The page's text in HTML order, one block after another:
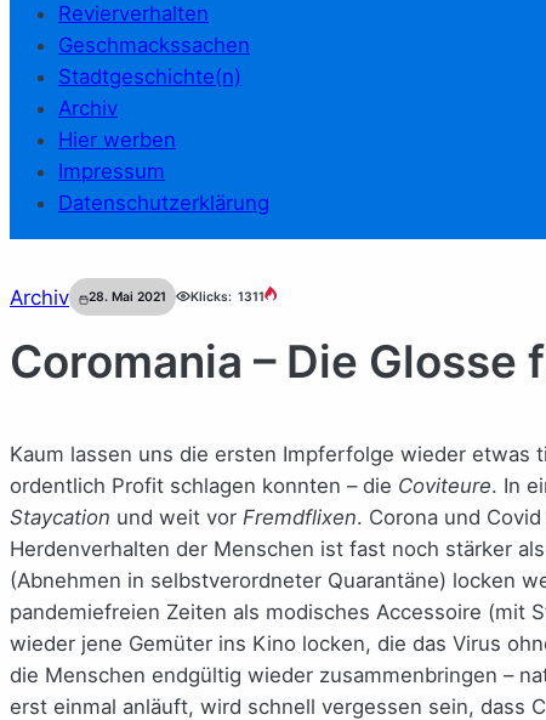
Revierverhalten
Geschmackssachen
Stadtgeschichte(n)
Archiv
Hier werben
Impressum
Datenschutzerklärung
Archiv 28. Mai 2021 Klicks: 1311
Coromania – Die Glosse
Kaum lassen uns die ersten Impferfolge wieder
ordentlich Profit schlagen konnten – die Coviteure. In
Staycation und weit vor Fremdflixen. Corona und
Herdenverhalten der Menschen ist fast noch stärker
(Abnehmen in selbstverordneter Quarantäne) locken
pandemiefreien Zeiten als modisches Accessoire (mit
wieder jene Gemüter ins Kino locken, die das Virus
die Menschen endgültig wieder zusammenbringen –
erst einmal anläuft, wird schnell vergessen sein, dass